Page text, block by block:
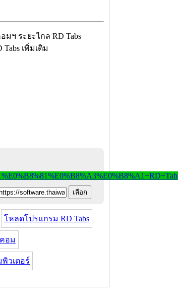
เพิ่มเติม
โหลดโปรแกรม RD Tabs
อม
วเตอร์